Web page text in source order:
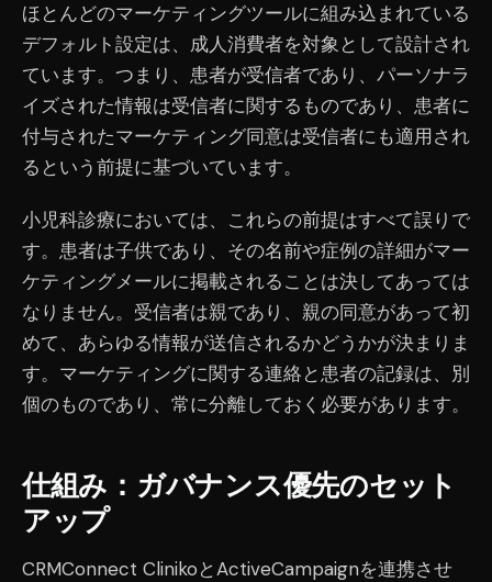
ほとんどのマーケティングツールに組み込まれている
デフォルト設定は、成人消費者を対象として設計され
ています。つまり、患者が受信者であり、パーソナラ
イズされた情報は受信者に関するものであり、患者に
付与されたマーケティング同意は受信者にも適用され
るという前提に基づいています。
小児科診療においては、これらの前提はすべて誤りで
す。患者は子供であり、その名前や症例の詳細がマー
ケティングメールに掲載されることは決してあっては
なりません。受信者は親であり、親の同意があって初
めて、あらゆる情報が送信されるかどうかが決まりま
す。マーケティングに関する連絡と患者の記録は、別
個のものであり、常に分離しておく必要があります。
仕組み：ガバナンス優先のセット
アップ
CRMConnect ClinikoとActiveCampaignを連携させ